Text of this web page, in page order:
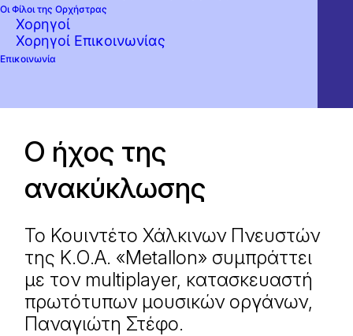
Οι Φίλοι της Ορχήστρας
Χορηγοί
Χορηγοί Επικοινωνίας
Επικοινωνία
Ο ήχος της
ανακύκλωσης
Το Κουιντέτο Χάλκινων Πνευστών
της Κ.Ο.Α. «Metallon» συμπράττει
με τον multiplayer, κατασκευαστή
πρωτότυπων μουσικών οργάνων,
Παναγιώτη Στέφο.